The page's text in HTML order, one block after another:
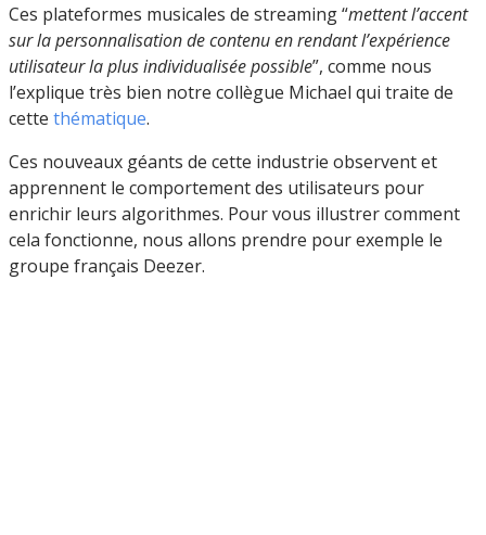
Ces plateformes musicales de streaming “mettent l’accent
sur la personnalisation de contenu en rendant l’expérience
utilisateur la plus individualisée possible”, comme nous
l’explique très bien notre collègue Michael qui traite de
cette thématique.
Ces nouveaux géants de cette industrie observent et
apprennent le comportement des utilisateurs pour
enrichir leurs algorithmes. Pour vous illustrer comment
cela fonctionne, nous allons prendre pour exemple le
groupe français Deezer.